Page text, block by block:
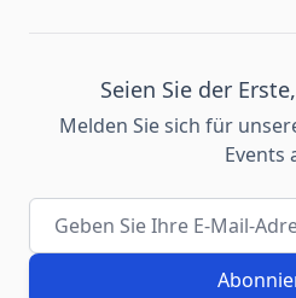
Seien Sie der
Melden Sie sich für
Events
E-Mail-Adresse